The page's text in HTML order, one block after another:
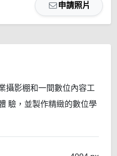
申請照片
攝影棚和一間數位內容工
驗，並製作精緻的數位學